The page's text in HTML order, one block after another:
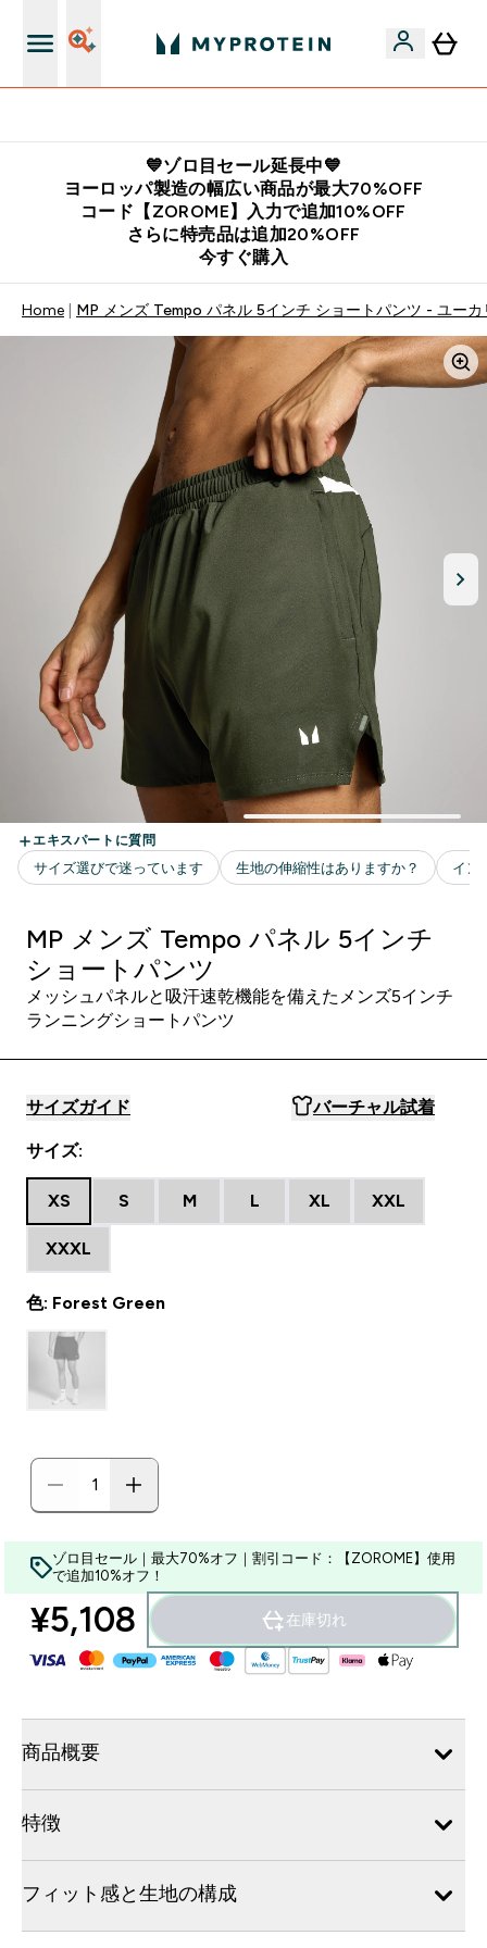
💙ゾロ目セール延長中💙
ヨーロッパ製造の幅広い商品が最大70%OFF
コード【ZOROME】入力で追加10%OFF
さらに特売品は追加20%OFF
今すぐ購入
Home MP メンズ Tempo パネル 5インチ ショートパンツ - ユーカ
MP メンズ Tempo パネル 5インチ
ショートパンツ
メッシュパネルと吸汗速乾機能を備えたメンズ5インチ
ランニングショートパンツ
サイズガイド バーチャル試着
サイズ:
XS S M L XL XXL
XXXL
色: Forest Green
ゾロ目セール｜最大70%オフ｜割引コード：【ZOROME】使用
で追加10%オフ！
¥5,108‎ 在庫切れ
商品概要
特徴
フィット感と生地の構成